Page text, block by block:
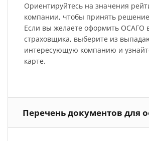
Ориентируйтесь на значения
компании, чтобы принять
Если вы желаете оформить ОСАГО
страховщика, выберите из
интересующую компанию и
карте.
Перечень документов для